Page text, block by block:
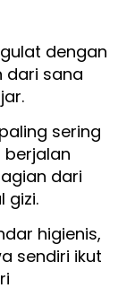
dengan
dari sana
sering
berjalan
dari
gizi.
higienis,
sendiri ikut